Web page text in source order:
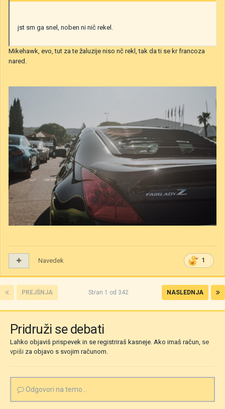
jst sm ga snel, noben ni nič rekel.
Mikehawk, evo, tut za te žaluzije niso nč rekl, tak da ti se kr francoza
nared.
1
Navedek
PREJŠNJA NASLEDNJA
Stran 1 od 342
Pridruži se debati
Lahko objaviš prispevek in se registriraš kasneje. Ako imaš račun, se
vpiši za objavo s svojim računom.
Odgovori na temo...